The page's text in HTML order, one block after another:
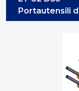
Portautensili